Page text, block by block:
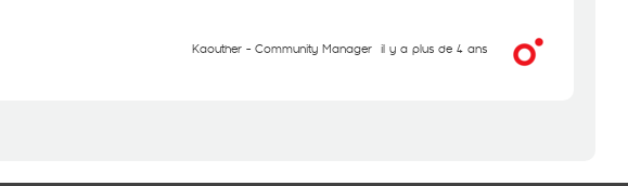
Kaouther - Community Manager il y a plus de 4 ans